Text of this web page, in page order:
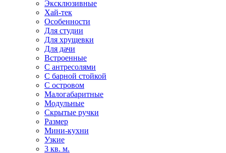
Эксклюзивные
Хай-тек
Особенности
Для студии
Для хрущевки
Для дачи
Встроенные
С антресолями
С барной стойкой
С островом
Малогабаритные
Модульные
Скрытые ручки
Размер
Мини-кухни
Узкие
3 кв. м.